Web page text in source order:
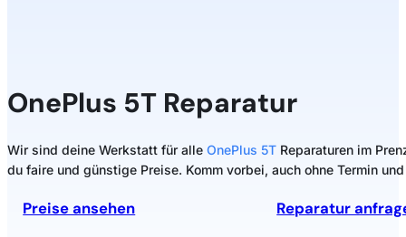
OnePlus 5T Reparatur
Wir sind deine Werkstatt für alle OnePlus 5T Reparaturen im
du faire und günstige Preise. Komm vorbei, auch ohne Termin
Preise ansehen Reparatur